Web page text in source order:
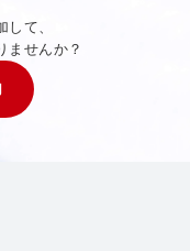
て、
ませんか？